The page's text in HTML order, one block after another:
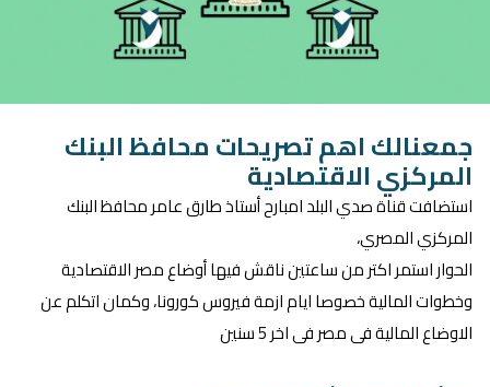
جمعنالك اهم تصريحات محافظ البنك
المركزي الاقتصادية
استضافت قناة صدي البلد امبارح أستاذ طارق عامر محافظ البنك
المركزي المصري،
الحوار استمر اكتر من ساعتين ناقش فيها أوضاع مصر الاقتصادية
وخطوات المالية خصوصا ايام ازمة فيروس كورونا، وكمان اتكلم عن
الاوضاع المالية فى مصر فى اخر 5 سنين